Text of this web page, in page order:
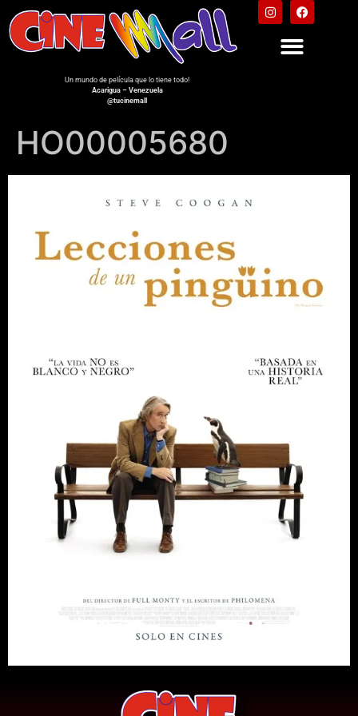
Un mundo de película que lo tiene todo!
Acarigua – Venezuela
@tucinemall
HO00005680